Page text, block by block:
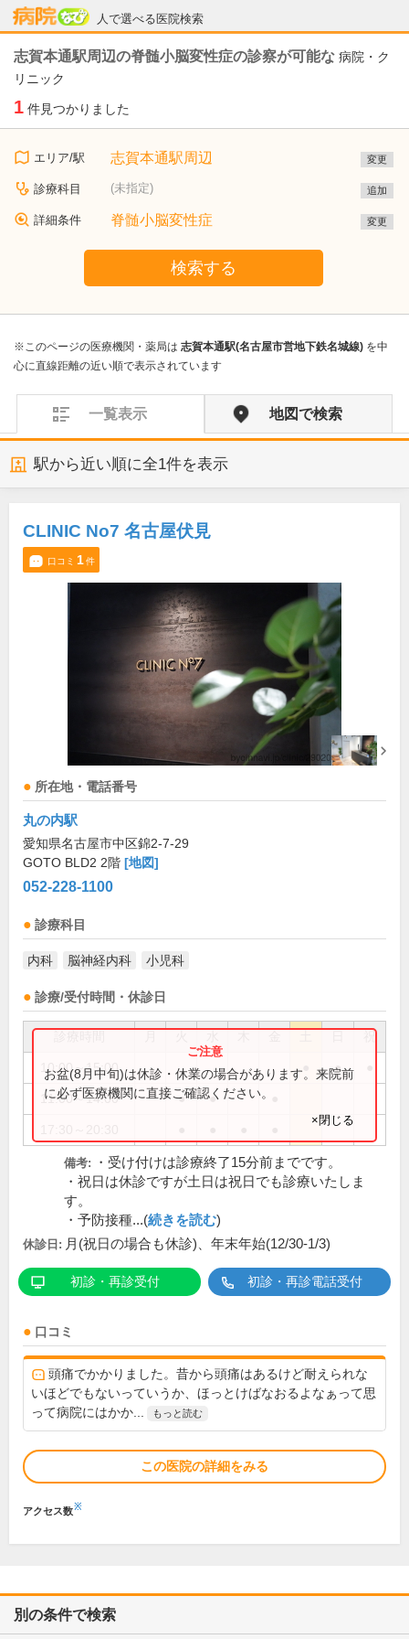
人で選べる医院検索
病院なび
志賀本通駅周辺の脊髄小脳変性症の診察が可能な 病院・ク
リニック
1 件見つかりました
エリア/駅 志賀本通駅周辺 変更
診療科目 (未指定) 追加
詳細条件 脊髄小脳変性症 変更
検索する
※このページの医療機関・薬局は 志賀本通駅(名古屋市営地下鉄名城線) を中
心に直線距離の近い順で表示されています
一覧表示 地図で検索
駅から近い順に全1件を表示
CLINIC No7 名古屋伏見
口コミ 1件
所在地・電話番号
丸の内駅
愛知県名古屋市中区錦2-7-29
GOTO BLD2 2階 [地図]
052-228-1100
診療科目
内科 脳神経内科 小児科
診療/受付時間・休診日
祝
10:00～15:00 ●
11:00～14:00 ● ●
お盆(8月中旬)は休診・休業の場合があります。来院前
に必ず医療機関に直接ご確認ください。
×閉じる
備考:
・受け付けは診療終了15分前までです。
・祝日は休診ですが土日は祝日でも診療いたしま
す。
・予防接種...(続きを読む)
休診日: 月(祝日の場合も休診)、年末年始(12/30-1/3)
初診・再診受付 初診・再診電話受付
口コミ
頭痛でかかりました。昔から頭痛はあるけど耐えられな
いほどでもないっていうか、ほっとけばなおるよなぁって思
って病院にはかか...
もっと読む
この医院の詳細をみる
アクセス数※
別の条件で検索